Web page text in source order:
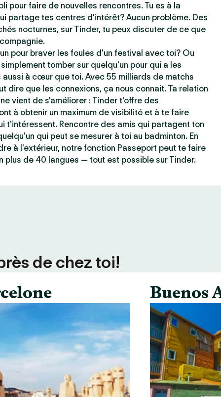
pour faire de nouvelles rencontres. Tu es à la
partage tes centres d'intérêt? Aucun problème. Des
nocturnes, sur Tinder, tu peux discuter de ce que
pour braver les foules d'un festival avec toi? Ou
tomber sur quelqu'un pour qui a les
à cœur que toi. Avec 55 milliards de matchs
dire que les connexions, ça nous connait. Ta relation
vient de s'améliorer : Tinder t'offre des
à obtenir un maximum de visibilité et à te faire
t'intéressent. Rencontre des amis qui partagent ton
qui peut se mesurer à toi au badminton. En
à l'extérieur, notre fonction Passeport peut te faire
plus de 40 langues — tout est possible sur Tinder.
de chez toi!
Buenos